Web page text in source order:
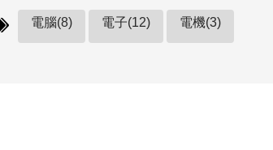
電腦(8) 電子(12) 電機(3)